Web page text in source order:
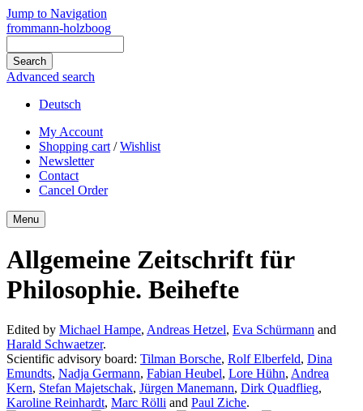
Jump to Navigation
frommann-holzboog
Advanced search
Deutsch
My Account
Shopping cart /Wishlist
Newsletter
Contact
Cancel Order
Menu
Allgemeine Zeitschrift für
Philosophie. Beihefte
Edited by Michael Hampe, Andreas Hetzel, Eva Schürmann and
Harald Schwaetzer.
Scientific advisory board: Tilman Borsche, Rolf Elberfeld, Dina
Emundts, Nadja Germann, Fabian Heubel, Lore Hühn, Andrea
Kern, Stefan Majetschak, Jürgen Manemann, Dirk Quadflieg,
Karoline Reinhardt, Marc Rölli and Paul Ziche.